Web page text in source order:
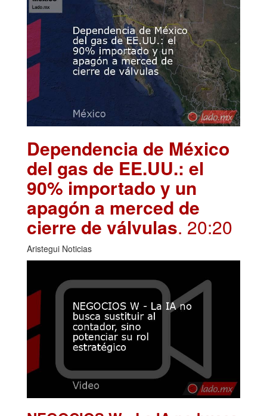
Dependencia de México
del gas de EE.UU.: el
90% importado y un
apagón a merced de
cierre de válvulas. 20:20
Aristegui Noticias